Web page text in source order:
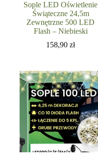
Sople LED Oświetlenie
Świąteczne 24,5m
Zewnętrzne 500 LED
Flash – Niebieski
158,90zł